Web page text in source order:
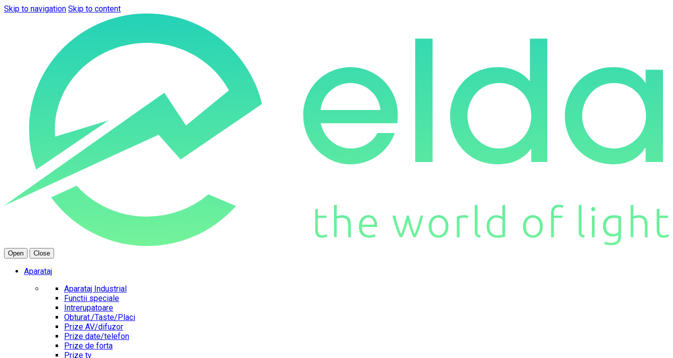
Skip to navigation Skip to content
Open Close
Aparataj
Aparataj Industrial
Functii speciale
Intrerupatoare
Obturat./Taste/Placi
Prize AV/difuzor
Prize date/telefon
Prize de forta
Prize tv